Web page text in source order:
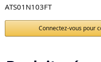
ATS01N103FT
Connectez-vous pour